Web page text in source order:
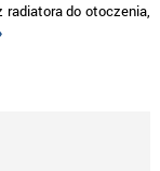
do otoczenia,